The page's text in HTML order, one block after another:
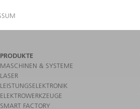
PRODUKTE
MASCHINEN & SYSTEME
LASER
LEISTUNGSELEKTRONIK
ELEKTROWERKZEUGE
SMART FACTORY